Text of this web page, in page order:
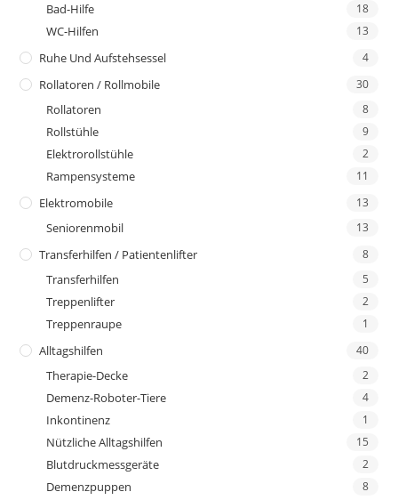
Bad-Hilfe 18
WC-Hilfen 13
Ruhe Und Aufstehsessel 4
Rollatoren / Rollmobile 30
Rollatoren 8
Rollstühle 9
Elektrorollstühle 2
Rampensysteme 11
Elektromobile 13
Seniorenmobil 13
Transferhilfen / Patientenlifter 8
Transferhilfen 5
Treppenlifter 2
Treppenraupe 1
Alltagshilfen 40
Therapie-Decke 2
Demenz-Roboter-Tiere 4
Inkontinenz 1
Nützliche Alltagshilfen 15
Blutdruckmessgeräte 2
Demenzpuppen 8